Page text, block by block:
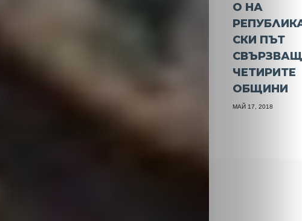
О НА
СКИ ПЪТ
СВЪРЗВАЩ
ЧЕТИРИТЕ
ОБЩИНИ
МАЙ 17, 2018